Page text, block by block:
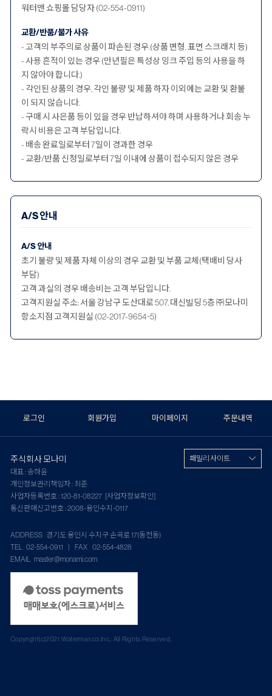
워터맨 쇼핑몰 담당자 (02-554-0911)
교환/반품/불가 사유
- 고객의 부주의로 상품이 파손된 경우.(상품 변형, 표면 스크래치 등)
- 사용 흔적이 있는 경우 (만년필은 특성상 잉크 주입 등의 사용을 하
지 않아야 합니다.)
- 각인된 상품의 경우, 각인 불량 및 제품 하자 이외에는 교환 및 환불
이 되지 않습니다.
- 구매 시 사은품 등이 있을 경우 반납하셔야 하며 사용하거나 회송 누
락시 비용은 고객 부담입니다.
- 배송 완료일로부터 7일이 경과한 경우
- 교환/반품 신청일로부터 7일 이내에 상품이 접수되지 않은 경우
A/S 안내
A/S 안내
초기 불량 및 제품 자체 이상의 경우 교환 및 부품 교체(택배비 당사
부담)
고객 과실의 경우 배송비는 고객 부담입니다.
고객지원실 주소: 서울 강남구 도산대로 507, 대신빌딩 5층 ㈜모나미
항소지점 고객지원실 (02-2017-9654~5)
로그인 회원가입 마이페이지 주문내역
주식회사 모나미
대표 : 송하윤
개인정보관리책임자 : 최준
사업자등록번호 : 120-81-08227 [사업자정보확인]
통신판매신고번호 : 2008-용인수지-0117
ADDRESS 경기도 용인시 수지구 손곡로 17(동천동)
TEL 02-554-0911 | FAX 02-554-4828
EMAIL master@monami.com
패밀리 사이트
Copyright(c)2021 Waterman.co.Inc., All Rights Reserved.